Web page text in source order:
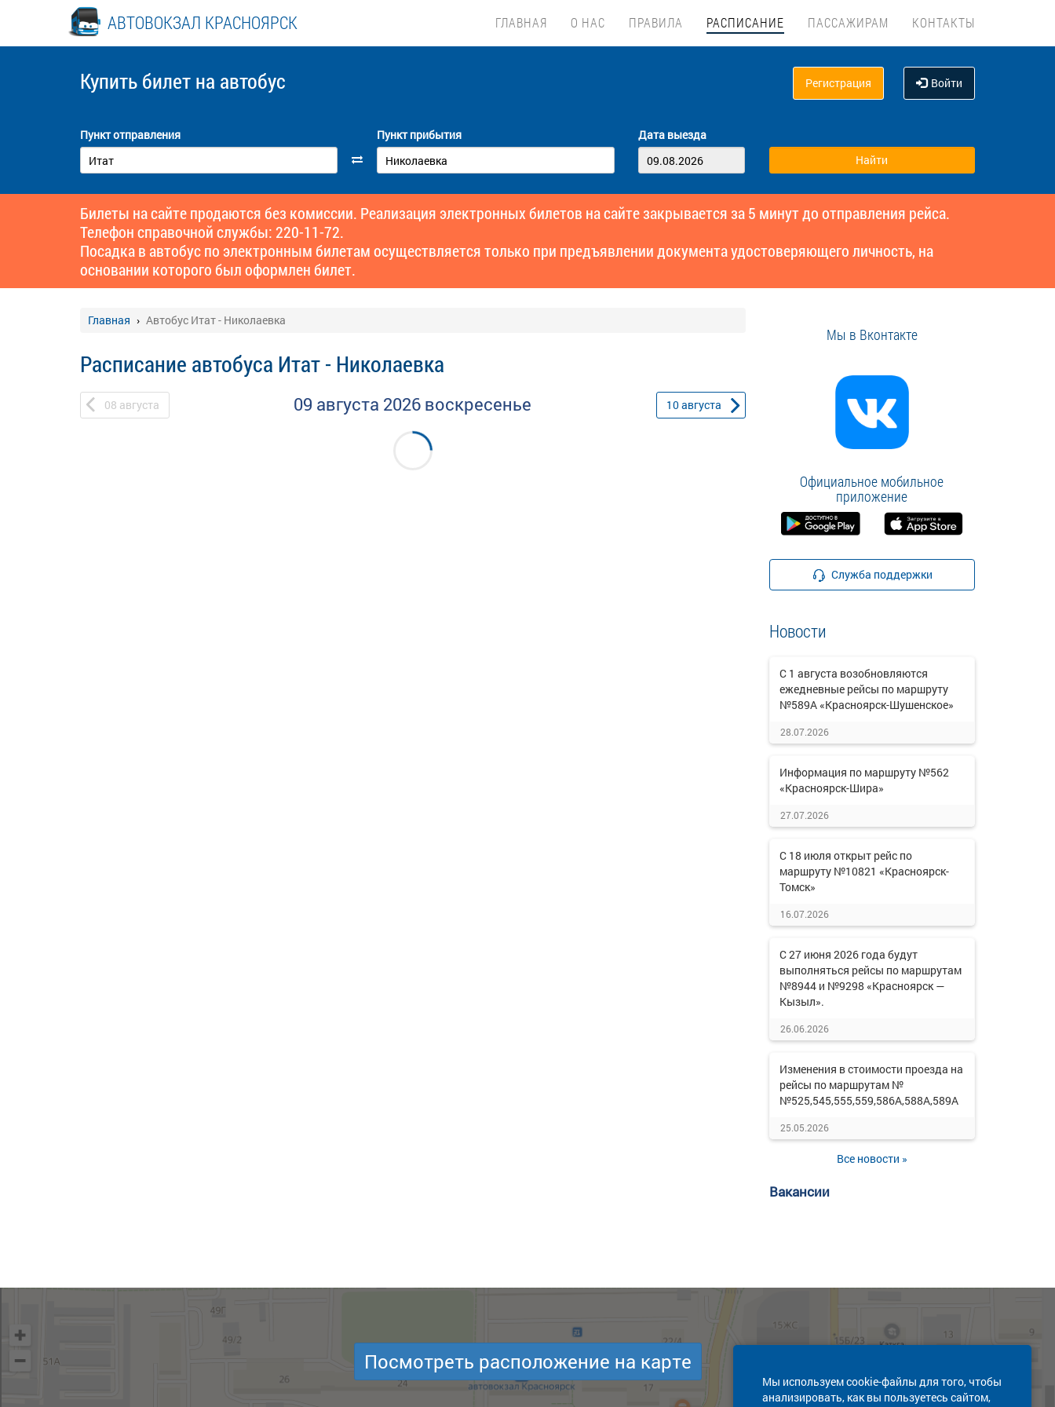
АВТОВОКЗАЛ КРАСНОЯРСК ГЛАВНАЯ О НАС ПРАВИЛА РАСПИСАНИЕ ПАССАЖИРАМ КОНТАКТЫ
Купить билет на автобус Регистрация Войти
Пункт отправления Пункт прибытия Дата выезда
Билеты на сайте продаются без комиссии. Реализация электронных билетов на сайте закрывается за 5 минут до отправления рейса.
Телефон справочной службы: 220-11-72.
Посадка в автобус по электронным билетам осуществляется только при предъявлении документа удостоверяющего личность, на
основании которого был оформлен билет.
Главная Автобус Итат - Николаевка
Расписание автобуса Итат - Николаевка
08 августа 09 августа 2026 воскресенье 10августа
Мы в Вконтакте
Официальное мобильное
приложение
Служба поддержки
Новости
С 1 августа возобновляются
ежедневные рейсы по маршруту
№589А «Красноярск-Шушенское»
28.07.2026
Информация по маршруту №562
«Красноярск-Шира»
27.07.2026
С 18 июля открыт рейс по
маршруту №10821 «Красноярск-
Томск»
16.07.2026
С 27 июня 2026 года будут
выполняться рейсы по маршрутам
№8944 и №9298 «Красноярск —
Кызыл».
26.06.2026
Изменения в стоимости проезда на
рейсы по маршрутам №
№525,545,555,559,586А,588А,589А
25.05.2026
Все новости »
Вакансии
Мы используем cookie-файлы для того, чтобы
анализировать, как вы пользуетесь сайтом,
Посмотреть расположение на карте